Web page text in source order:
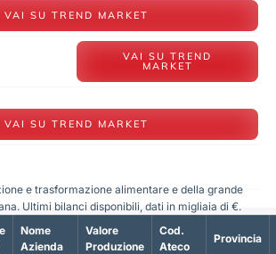
VAI SU TREND MARKET
VAI SU TREND
MARKET
VAI SU TREND MARKET
Nome
Azienda
Valore
Produzione
Cod.
Ateco
Provincia
e trasformazione alimentare e della grande
Ultimi bilanci disponibili, dati in migliaia di €.